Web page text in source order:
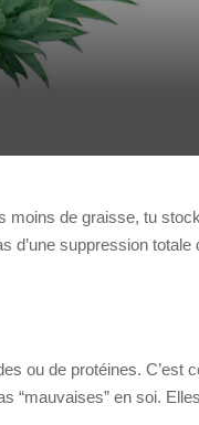
moins de graisse, tu
d’une suppression totale
ou de protéines. C’est
“mauvaises” en soi.